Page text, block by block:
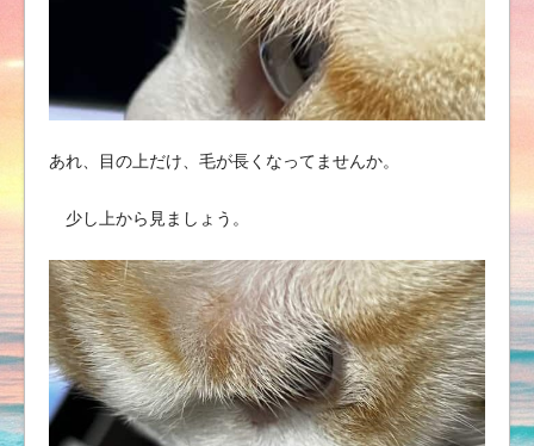
あれ、目の上だけ、毛が長くなってませんか。
少し上から見ましょう。